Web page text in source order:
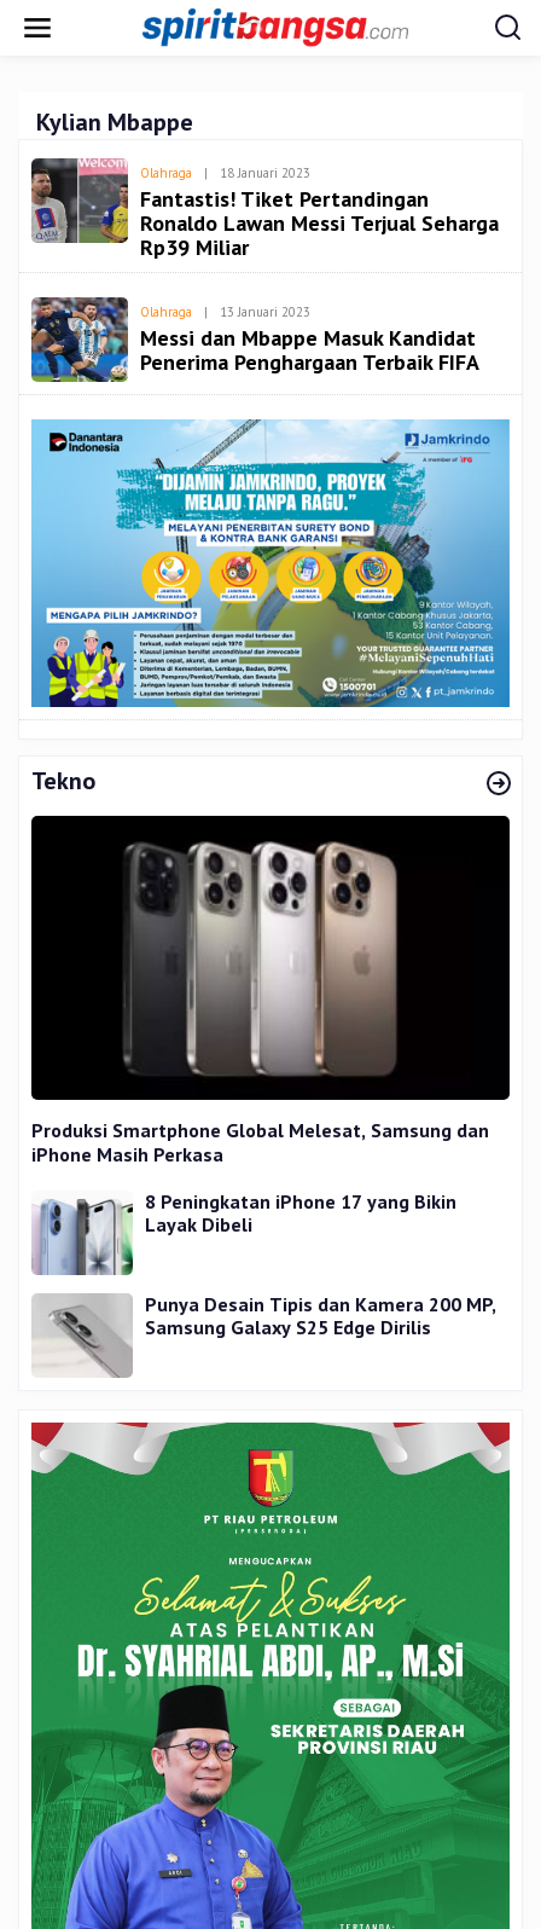
Kylian Mbappe
Olahraga | 18 Januari 2023
Fantastis! Tiket Pertandingan
Ronaldo Lawan Messi Terjual Seharga
Rp39 Miliar
Olahraga | 13 Januari 2023
Messi dan Mbappe Masuk Kandidat
Penerima Penghargaan Terbaik FIFA
Tekno
Produksi Smartphone Global Melesat, Samsung dan
iPhone Masih Perkasa
8 Peningkatan iPhone 17 yang Bikin
Layak Dibeli
Punya Desain Tipis dan Kamera 200 MP,
Samsung Galaxy S25 Edge Dirilis